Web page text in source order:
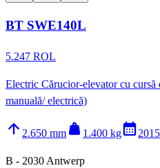
BT SWE140L
5.247 ROL
Electric Cărucior-elevator cu
manuală/ electrică)
arrow_upward 2.650 mm weight 1.400 kgcalendar_month2015
B - 2030 Antwerp